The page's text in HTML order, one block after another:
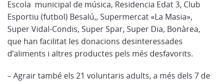
Escola municipal de música, Residencia Edat 3, Club
Esportiu (futbol) Besalú,, Supermercat «La Masia»,
Super Vidal-Condis, Super Spar, Super Dia, Bonàrea,
que han facilitat les donacions desinteressades
d’aliments i altres productes pels més desfavorits.
– Agrair també els 21 voluntaris adults, a més dels 7 de